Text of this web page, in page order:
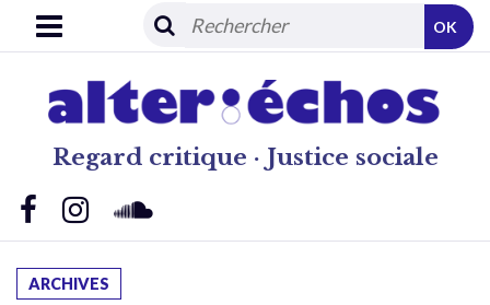
Regard critique · Justice sociale
OK
ARCHIVES